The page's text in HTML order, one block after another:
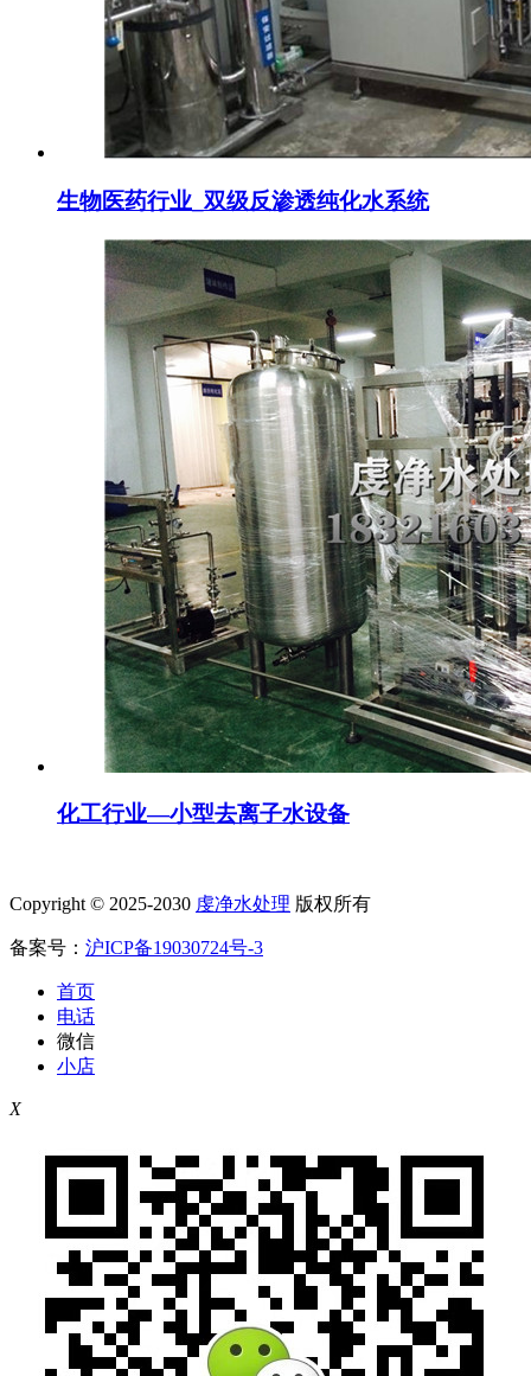
生物医药行业_双级反渗透纯化水系统
化工行业—小型去离子水设备
Copyright © 2025-2030 虔净水处理 版权所有
备案号： 沪ICP备19030724号-3
首页
电话
微信
小店
X